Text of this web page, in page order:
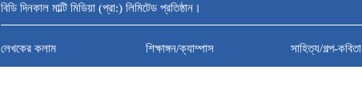
বিডি দিনকাল মাল্টি মিডিয়া (প্রা:) লিমিটেড প্রতিষ্ঠান।
লেখকের কলাম শিক্ষাঙ্গন/ক্যাম্পাস সাহিত্য/গল্প-কবিতা